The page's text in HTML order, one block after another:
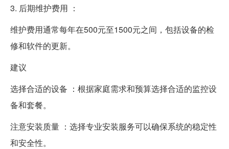
3. 后期维护费用 ：
维护费用通常每年在500元至1500元之间，包括设备的检
修和软件的更新。
建议
选择合适的设备 ：根据家庭需求和预算选择合适的监控设
备和套餐。
注意安装质量 ：选择专业安装服务可以确保系统的稳定性
和安全性。